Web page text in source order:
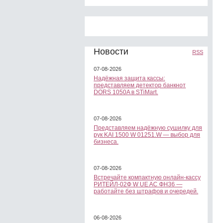
Новости RSS
07-08-2026
Надёжная защита кассы:
представляем детектор банкнот
DORS 1050A в STiMart.
07-08-2026
Представляем надёжную сушилку для
рук KAI 1500 W 01251.W — выбор для
бизнеса.
07-08-2026
Встречайте компактную онлайн-кассу
РИТЕЙЛ-02Ф W UE AC ФН36 —
работайте без штрафов и очередей.
06-08-2026